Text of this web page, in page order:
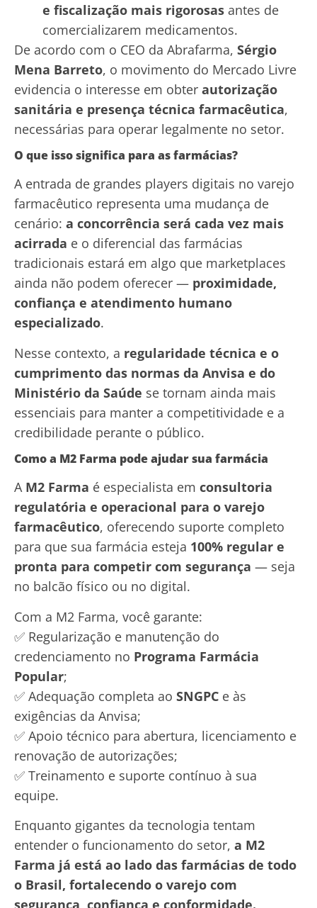
e fiscalização mais rigorosas antes de
comercializarem medicamentos.
De acordo com o CEO da Abrafarma, Sérgio
Mena Barreto, o movimento do Mercado Livre
evidencia o interesse em obter autorização
sanitária e presença técnica farmacêutica,
necessárias para operar legalmente no setor.
O que isso significa para as farmácias?
A entrada de grandes players digitais no varejo
farmacêutico representa uma mudança de
cenário: a concorrência será cada vez mais
acirrada e o diferencial das farmácias
tradicionais estará em algo que marketplaces
ainda não podem oferecer — proximidade,
confiança e atendimento humano
especializado.
Nesse contexto, a regularidade técnica e o
cumprimento das normas da Anvisa e do
Ministério da Saúde se tornam ainda mais
essenciais para manter a competitividade e a
credibilidade perante o público.
Como a M2 Farma pode ajudar sua farmácia
A M2 Farma é especialista em consultoria
regulatória e operacional para o varejo
farmacêutico, oferecendo suporte completo
para que sua farmácia esteja 100% regular e
pronta para competir com segurança — seja
no balcão físico ou no digital.
Com a M2 Farma, você garante:
✅ Regularização e manutenção do
credenciamento no Programa Farmácia
Popular;
✅ Adequação completa ao SNGPC e às
exigências da Anvisa;
✅ Apoio técnico para abertura, licenciamento e
renovação de autorizações;
✅ Treinamento e suporte contínuo à sua
equipe.
Enquanto gigantes da tecnologia tentam
entender o funcionamento do setor, a M2
Farma já está ao lado das farmácias de todo
o Brasil, fortalecendo o varejo com
segurança, confiança e conformidade.